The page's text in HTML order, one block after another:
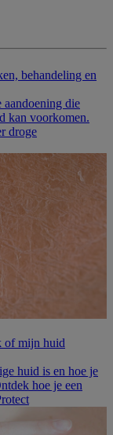
behandeling en
aandoening die
kan voorkomen.
droge
of mijn huid
huid is en hoe je
hoe je een